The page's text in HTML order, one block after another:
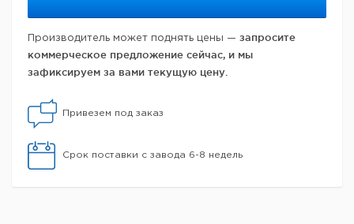
Производитель может поднять цены — запросите
коммерческое предложение сейчас, и мы
зафиксируем за вами текущую цену.
Привезем под заказ
Срок поставки с завода 6-8 недель